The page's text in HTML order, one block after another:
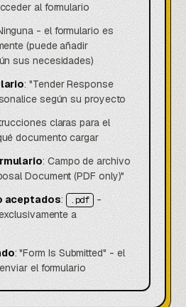
al formulario
- el formulario es
(puede añadir
sus necesidades)
: "Tender Response
según su proyecto
claras para el
documento cargar
: Campo de archivo
Document (PDF only)"
aceptados: .pdf
-
a
: "Form Is Submitted" - el
el formulario